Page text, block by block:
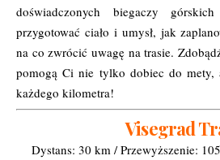
doświadczonych biegaczy
przygotować ciało i umysł, jak
na co zwrócić uwagę na trasie.
pomogą Ci nie tylko dobiec do mety,
każdego kilometra!
Visegrad
Dystans: 30 km / Przewyższenie: